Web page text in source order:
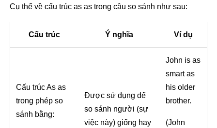
Cụ thể về cấu trúc as as trong câu so sánh như sau:
Cấu trúc Ý nghĩa Ví dụ
Cấu trúc As as
trong phép so
sánh bằng:
Được sử dụng để
so sánh người (sự
việc này) giống hay
John is as
smart as
his older
brother.
(John